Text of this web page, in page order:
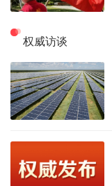
权威访谈